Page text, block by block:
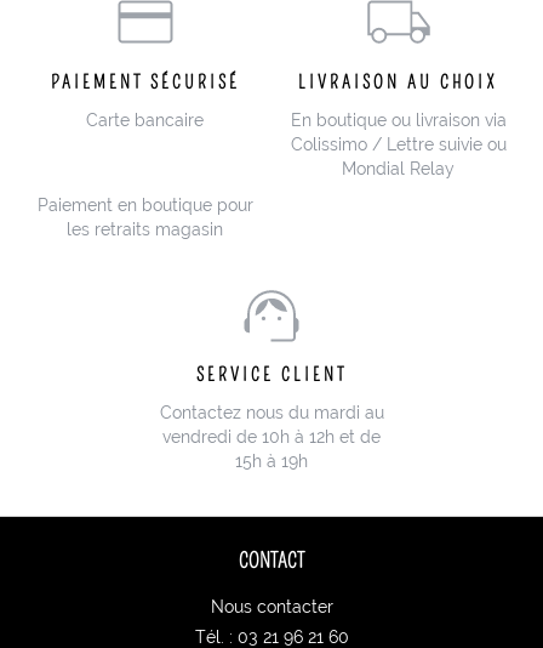
PAIEMENT SÉCURISÉ
Carte bancaire
Paiement en boutique pour
les retraits magasin
LIVRAISON AU CHOIX
En boutique ou livraison via
Colissimo / Lettre suivie ou
Mondial Relay
SERVICE CLIENT
Contactez nous du mardi au
vendredi de 10h à 12h et de
15h à 19h
CONTACT
Nous contacter
Tél. : 03 21 96 21 60